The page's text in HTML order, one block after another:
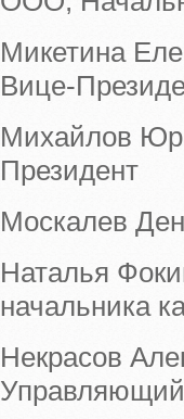
Микетина
Вице-
Михайлов
Президент
Москалев
Наталья
начальника
Некрасов